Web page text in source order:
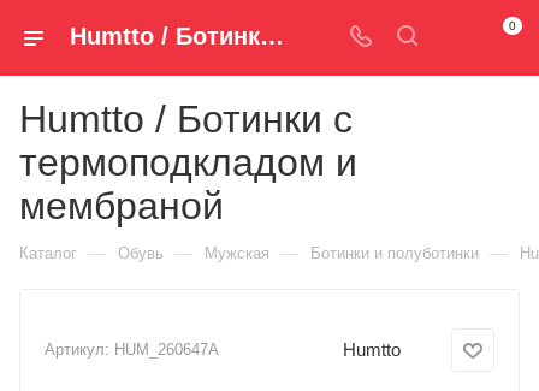
Humtto / Ботинки с термоподкладом и мембраной HUM_260647A — купить за 6 790 руб. ₽ в Spm-Shop.ru | Хумтто.РФ - Спорт+Мода 0
Humtto / Ботинки с
термоподкладом и
мембраной
Каталог — Обувь — Мужская — Ботинки и полуботинки —
Артикул: HUM_260647A Humtto